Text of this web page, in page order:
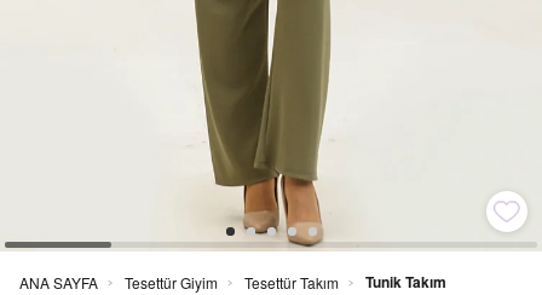
ANA SAYFA > Tesettür Giyim > Tesettür Takım > Tunik Takım